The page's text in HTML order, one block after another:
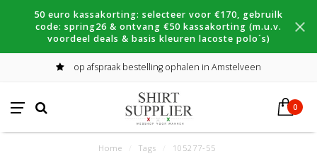
50 euro kassakorting: selecteer voor €170, gebruilk
code: spring26 & ontvang €50 kassakorting (m.u.v.
voordeel deals & basis kleuren lacoste polo´s)
op afspraak bestelling ophalen in Amstelveen
0
Home Tags 105277-55